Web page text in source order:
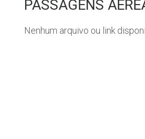
PASSAGENS
Nenhum arquivo ou link